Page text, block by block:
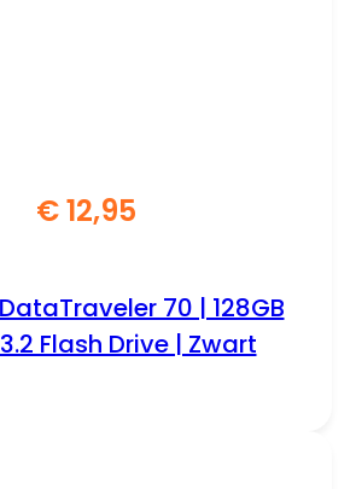
€12,95
70 | 128GB
Flash Drive | Zwart